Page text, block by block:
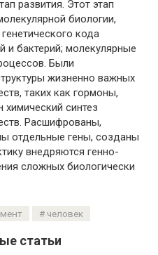
развития. Этот этап
биологии,
кода
и бактерий; молекулярные
Были
жизненно важных
таких как гормоны,
синтез
Расшифрованы,
отдельные гены, созданы
внедряются генно-
сложных биологически
человек
статьи